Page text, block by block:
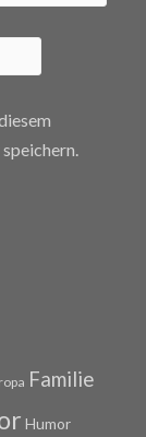
Familie
Humor